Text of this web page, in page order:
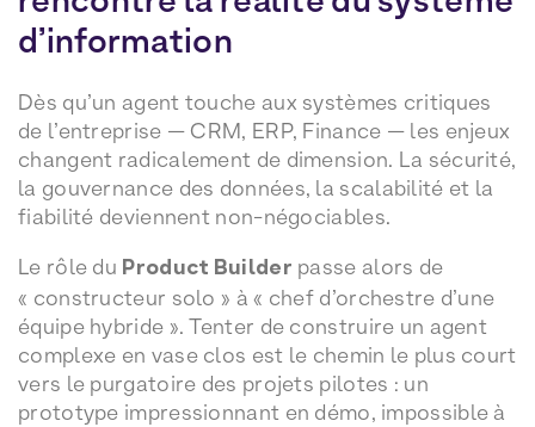
d’information
Dès qu’un agent touche aux systèmes critiques
de l’entreprise — CRM, ERP, Finance — les enjeux
changent radicalement de dimension. La sécurité,
la gouvernance des données, la scalabilité et la
fiabilité deviennent non-négociables.
Le rôle du Product Builder passe alors de
« constructeur solo » à « chef d’orchestre d’une
équipe hybride ». Tenter de construire un agent
complexe en vase clos est le chemin le plus court
vers le purgatoire des projets pilotes : un
prototype impressionnant en démo, impossible à